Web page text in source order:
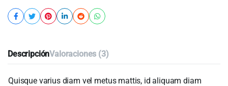
DescripciónValoraciones (3)
Quisque varius diam vel metus mattis, id aliquam diam